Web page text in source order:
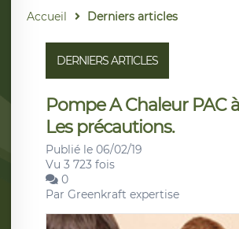
Accueil Derniers articles
DERNIERS ARTICLES
Pompe A Chaleur PAC
Les précautions.
Publié le 06/02/19
Vu 3 723 fois
0
Par Greenkraft expertise